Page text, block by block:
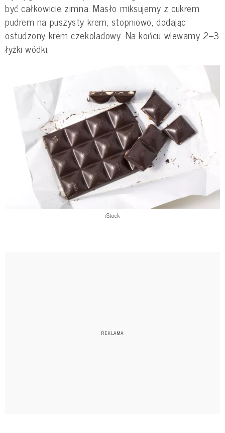
być całkowicie zimna. Masło miksujemy z cukrem
pudrem na puszysty krem, stopniowo, dodając
ostudzony krem czekoladowy. Na końcu wlewamy 2–3
łyżki wódki.
iStock